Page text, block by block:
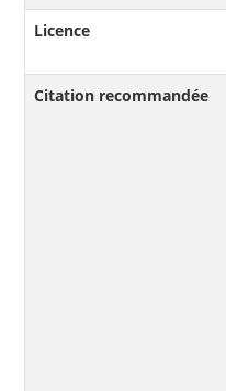
Licence
Citation recommandée